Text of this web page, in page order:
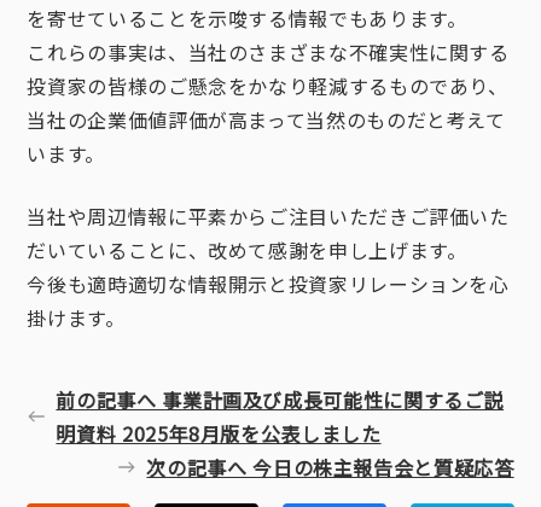
を寄せていることを示唆する情報でもあります。
これらの事実は、当社のさまざまな不確実性に関する
投資家の皆様のご懸念をかなり軽減するものであり、
当社の企業価値評価が高まって当然のものだと考えて
います。
当社や周辺情報に平素からご注目いただきご評価いた
だいていることに、改めて感謝を申し上げます。
今後も適時適切な情報開示と投資家リレーションを心
掛けます。
前の記事へ 事業計画及び成長可能性に関するご説
明資料 2025年8月版を公表しました
次の記事へ 今日の株主報告会と質疑応答